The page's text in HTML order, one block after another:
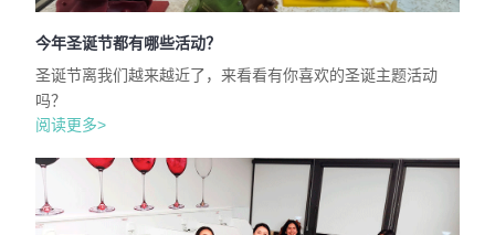
今年圣诞节都有哪些活动？
圣诞节离我们越来越近了，来看看有你喜欢的圣诞主题活动
吗？
阅读更多>